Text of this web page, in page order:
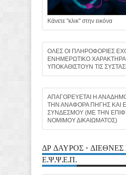
Κάνετε "κλικ" στην εικόνα
ΟΛΕΣ ΟΙ ΠΛΗΡΟΦΟΡΙΕΣ
ΕΝΗΜΕΡΩΤΙΚΟ ΧΑΡΑΚΤΗΡΑ
ΥΠΟΚΑΘΙΣΤΟΥΝ ΤΙΣ
ΑΠΑΓΟΡΕΥΕΤΑΙ Η
ΤΗΝ ΑΝΑΦΟΡΑ ΠΗΓΗΣ ΚΑΙ
ΣΥΝΔΕΣΜΟΥ (ΜΕ ΤΗΝ
ΝΟΜΙΜΟΥ ΔΙΚΑΙΩΜΑΤΟΣ)
ΔΡ ΔΑΥΡΟΣ -
Ε.Ψ.Ψ.Ε.Π.